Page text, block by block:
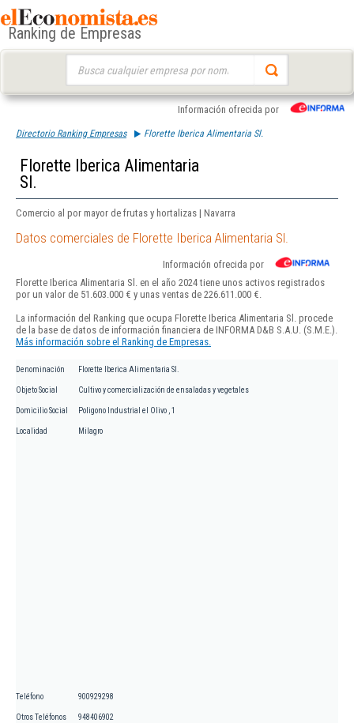
Ranking de Empresas
Información ofrecida por
Directorio Ranking Empresas Florette Iberica Alimentaria Sl.
Florette Iberica Alimentaria
Sl.
Comercio al por mayor de frutas y hortalizas | Navarra
Datos comerciales de Florette Iberica Alimentaria Sl.
Información ofrecida por
Florette Iberica Alimentaria Sl. en el año 2024 tiene unos activos registrados
por un valor de 51.603.000 € y unas ventas de 226.611.000 €.
La información del Ranking que ocupa Florette Iberica Alimentaria Sl. procede
de la base de datos de información financiera de INFORMA D&B S.A.U. (S.M.E.).
Más información sobre el Ranking de Empresas.
Denominación Florette Iberica Alimentaria Sl.
Objeto Social Cultivo y comercialización de ensaladas y vegetales
Domicilio Social Poligono Industrial el Olivo , 1
Localidad Milagro
Teléfono 900929298
Otros Teléfonos 948406902